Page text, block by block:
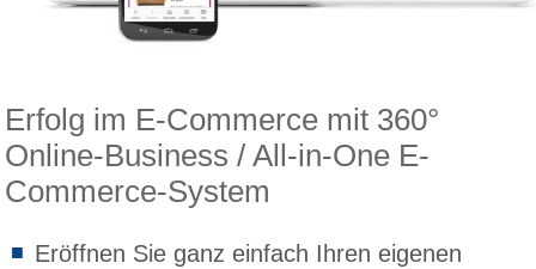
Erfolg im E-Commerce mit 360°
Online-Business / All-in-One E-
Commerce-System
Eröffnen Sie ganz einfach Ihren eigenen